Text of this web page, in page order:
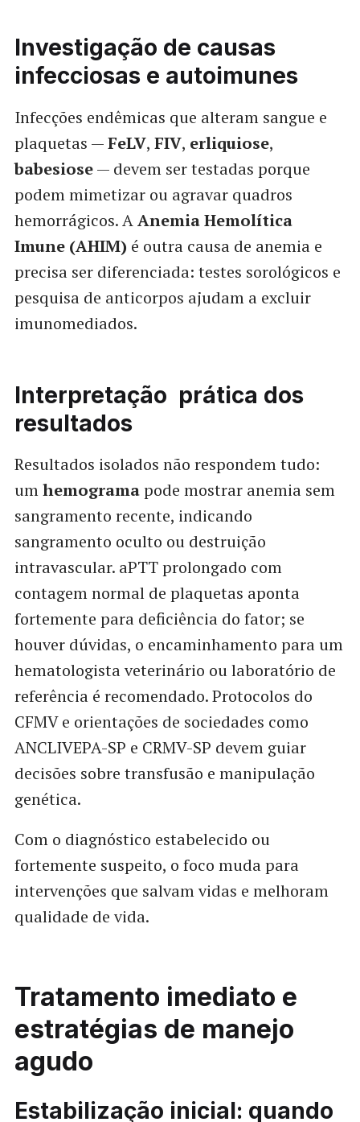
Investigação de causas
infecciosas e autoimunes
Infecções endêmicas que alteram sangue e
plaquetas —FeLV, FIV, erliquiose,
babesiose— devem ser testadas porque
podem mimetizar ou agravar quadros
hemorrágicos. AAnemia Hemolítica
Imune (AHIM) é outra causa de anemia e
precisa ser diferenciada: testes sorológicos e
pesquisa de anticorpos ajudam a excluir
imunomediados.
Interpretação prática dos
resultados
Resultados isolados não respondem tudo:
umhemogramapode mostrar anemia sem
sangramento recente, indicando
sangramento oculto ou destruição
intravascular. aPTT prolongado com
contagem normal de plaquetas aponta
fortemente para deficiência do fator; se
houver dúvidas, o encaminhamento para um
hematologista veterinário ou laboratório de
referência é recomendado. Protocolos do
CFMV e orientações de sociedades como
ANCLIVEPA-SP e CRMV-SP devem guiar
decisões sobre transfusão e manipulação
genética.
Com o diagnóstico estabelecido ou
fortemente suspeito, o foco muda para
intervenções que salvam vidas e melhoram
qualidade de vida.
Tratamento imediato e
estratégias de manejo
agudo
Estabilização inicial: quando